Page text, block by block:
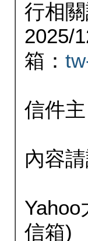
行相
2025/
箱：
信件
內容請
信箱)